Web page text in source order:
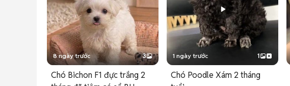
8 ngày trước 3
Chó Bichon F1 đực trắng 2
1 ngày trước 1
Chó Poodle Xám 2 tháng